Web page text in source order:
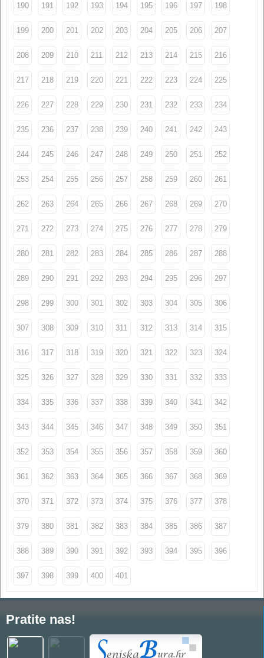
190 191 192 193 194 195 196 197 198
199 200 201 202 203 204 205 206 207
208 209 210 211 212 213 214 215 216
217 218 219 220 221 222 223 224 225
226 227 228 229 230 231 232 233 234
235 236 237 238 239 240 241 242 243
244 245 246 247 248 249 250 251 252
253 254 255 256 257 258 259 260 261
262 263 264 265 266 267 268 269 270
271 272 273 274 275 276 277 278 279
280 281 282 283 284 285 286 287 288
289 290 291 292 293 294 295 296 297
298 299 300 301 302 303 304 305 306
307 308 309 310 311 312 313 314 315
316 317 318 319 320 321 322 323 324
325 326 327 328 329 330 331 332 333
334 335 336 337 338 339 340 341 342
343 344 345 346 347 348 349 350 351
352 353 354 355 356 357 358 359 360
361 362 363 364 365 366 367 368 369
370 371 372 373 374 375 376 377 378
379 380 381 382 383 384 385 386 387
388 389 390 391 392 393 394 395 396
397 398 399 400 401
Pratite nas!